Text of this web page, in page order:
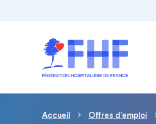
Fil d'Ariane
Accueil Offres d′emploi